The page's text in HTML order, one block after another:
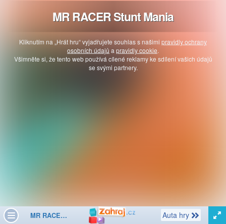
MR RACER Stunt Mania
Kliknutím na „Hrát hru“ vyjadřujete souhlas s našimi pravidly ochrany
osobních údajů a pravidly cookie
Všimněte si, že tento web používá cílené reklamy ke sdílení vašich údajů
se svými partnery.
Toggle
MR RACER Stunt Mania Další
Auta hry